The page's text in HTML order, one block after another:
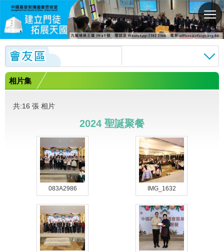
切
換
選
單
相片集
共:16 張 相片
2024 聖誕聚餐
083A2986 IMG_1632